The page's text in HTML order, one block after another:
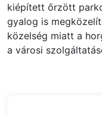
kiépített őrzött
gyalog is
közelség miatt a
a városi